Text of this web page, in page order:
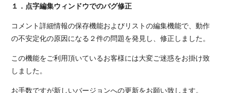
１．点字編集ウィンドウでのバグ修正
コメント詳細情報の保存機能およびリストの編集機能で、動作
の不安定化の原因になる２件の問題を発見し、修正しました。
この機能をご利用頂いているお客様には大変ご迷惑をお掛け致
しました。
お手数ですが新しいバージョンへの更新をお願い致します。